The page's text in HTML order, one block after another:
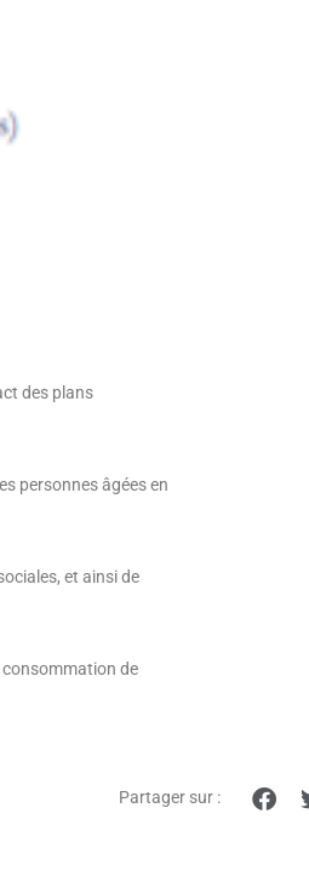
des plans
personnes âgées en
et ainsi de
consommation de
Partager sur :